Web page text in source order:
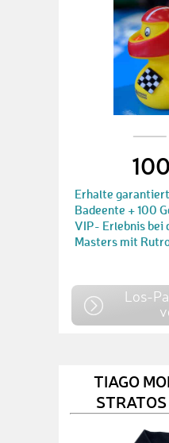
Erhalte
Badeente + 100
VIP- Erlebnis bei
Masters mit
Los-
TIAGO